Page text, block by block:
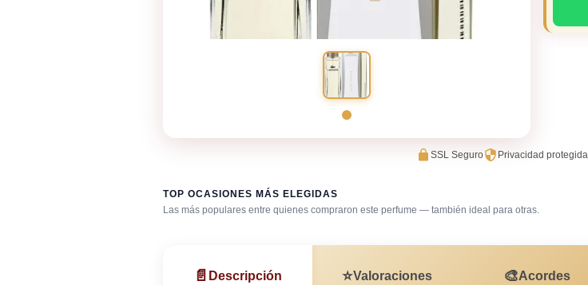
SSL Seguro Privacidad protegida
TOP OCASIONES MÁS ELEGIDAS
Las más populares entre quienes compraron este perfume — también ideal para otras.
Después de la ducha Trabajo en oficina
📄 Descripción ⭐Valoraciones 🎨Acordes